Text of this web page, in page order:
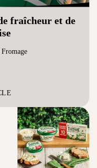
fraîcheur et de